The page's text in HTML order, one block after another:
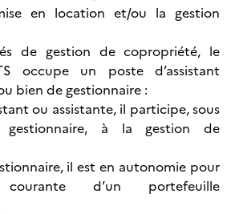
en location et/ou la gestion
de gestion de copropriété, le
occupe un poste d’assistant
bien de gestionnaire :
ou assistante, il participe, sous
gestionnaire, à la gestion de
il est en autonomie pour
d’un portefeuille